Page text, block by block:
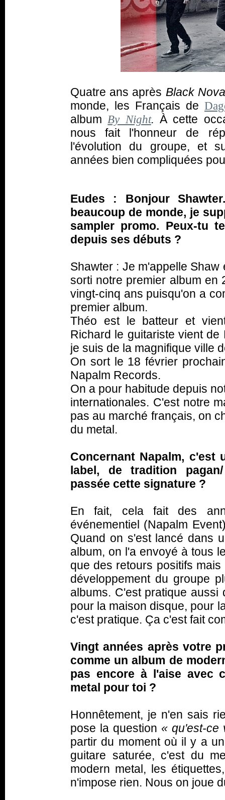
Quatre ans après Black Nova
monde, les Français de
album By Night. À cette
nous fait l'honneur de
l'évolution du groupe, et
années bien compliquées
Eudes : Bonjour
beaucoup de monde, je
sampler promo. Peux-tu
depuis ses débuts ?
Shawter : Je m'appelle
sorti notre premier album en
vingt-cinq ans puisqu'on a
premier album.
Théo est le batteur et
Richard le guitariste vient
je suis de la magnifique ville
On sort le 18 février
Napalm Records.
On a pour habitude depuis
internationales. C'est notre
pas au marché français, on
du metal.
Concernant Napalm, c'est
label, de tradition
passée cette signature ?
En fait, cela fait des
événementiel (Napalm
Quand on s'est lancé dans
album, on l'a envoyé à tous
que des retours positifs
développement du groupe
albums. C'est pratique aussi
pour la maison disque, pour
c'est pratique. Ça c'est fait
Vingt années après votre
comme un album de
pas encore à l'aise avec
metal pour toi ?
Honnêtement, je n'en sais
pose la question « qu'est-
partir du moment où il y a
guitare saturée, c'est du
modern metal, les
n'impose rien. Nous on joue